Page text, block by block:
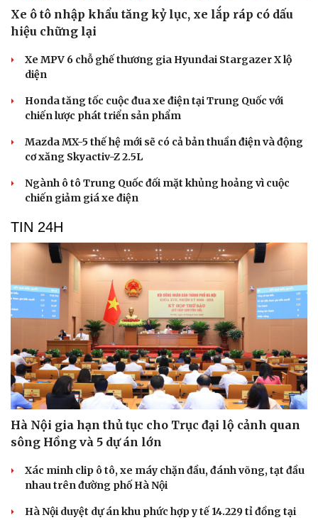
Săn Tour
check-in
Đọc truyện đêm khuya
Cửa sổ tình yêu
Xe ô tô nhập khẩu tăng kỷ lục, xe lắp ráp có dấu
hiệu chững lại
Xe MPV 6 chỗ ghế thương gia Hyundai Stargazer X lộ
diện
Honda tăng tốc cuộc đua xe điện tại Trung Quốc với
chiến lược phát triển sản phẩm
Mazda MX-5 thế hệ mới sẽ có cả bản thuần điện và động
cơ xăng Skyactiv-Z 2.5L
Ngành ô tô Trung Quốc đối mặt khủng hoảng vì cuộc
chiến giảm giá xe điện
TIN 24H
Hà Nội gia hạn thủ tục cho Trục đại lộ cảnh quan
sông Hồng và 5 dự án lớn
Xác minh clip ô tô, xe máy chặn đầu, đánh võng, tạt đầu
nhau trên đường phố Hà Nội
Hà Nội duyệt dự án khu phức hợp y tế 14.229 tỉ đồng tại